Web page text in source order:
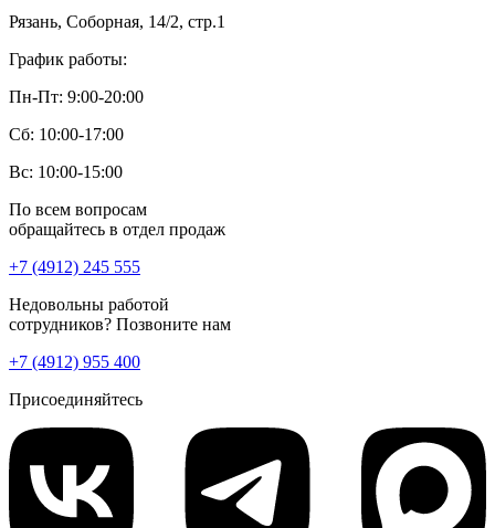
Рязань, Соборная, 14/2, стр.1
График работы:
Пн-Пт: 9:00-20:00
Сб: 10:00-17:00
Вс: 10:00-15:00
По всем вопросам
обращайтесь в отдел продаж
+7 (4912) 245 555
Недовольны работой
сотрудников? Позвоните нам
+7 (4912) 955 400
Присоединяйтесь